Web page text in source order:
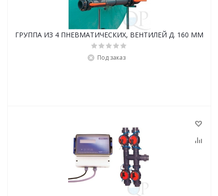
ГРУППА ИЗ 4 ПНЕВМАТИЧЕСКИХ, ВЕНТИЛЕЙ Д. 160 ММ
Под заказ